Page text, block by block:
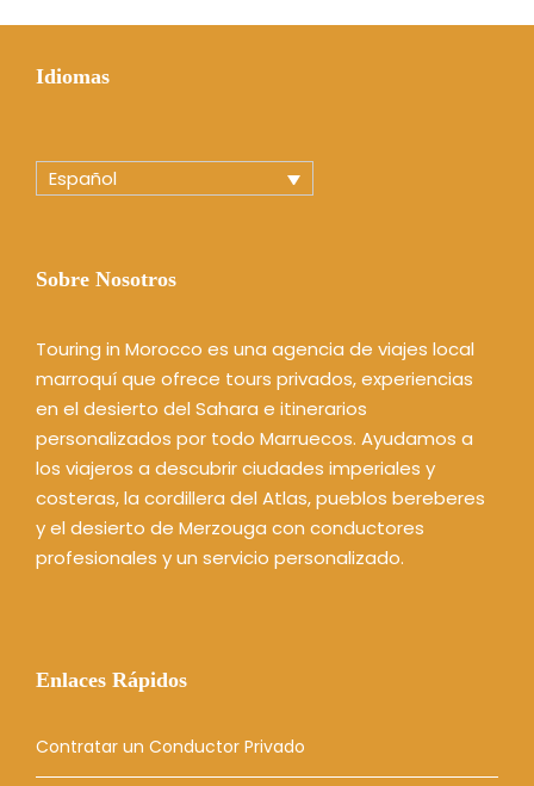
Idiomas
Español
Sobre Nosotros
Touring in Morocco es una agencia de viajes local
marroquí que ofrece tours privados, experiencias
en el desierto del Sahara e itinerarios
personalizados por todo Marruecos. Ayudamos a
los viajeros a descubrir ciudades imperiales y
costeras, la cordillera del Atlas, pueblos bereberes
y el desierto de Merzouga con conductores
profesionales y un servicio personalizado.
Enlaces Rápidos
Contratar un Conductor Privado